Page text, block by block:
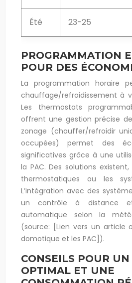
Été 23-25
PROGRAMMATION
POUR DES
La programmation horaire
chauffage/refroidissement à
Les thermostats
offrent une gestion précise
zonage (chauffer/refroidir
occupées) permet des
significatives grâce à une
la PAC. Des solutions
thermostatiques ou les
L’intégration avec des
un contrôle à distance
automatique selon la
(source: [Lien vers un article
domotique et les PAC]).
CONSEILS POUR
OPTIMAL ET UNE